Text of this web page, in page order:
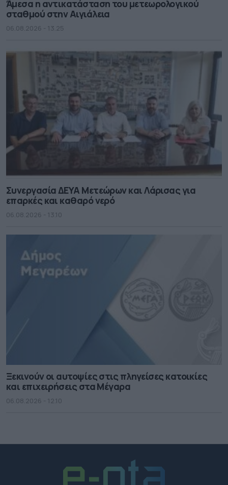
Άμεσα η αντικατάσταση του μετεωρολογικού
σταθμού στην Αιγιάλεια
06.08.2026 - 13.25
Συνεργασία ΔΕΥΑ Μετεώρων και Λάρισας για
επαρκές και καθαρό νερό
06.08.2026 - 13.10
Ξεκινούν οι αυτοψίες στις πληγείσες κατοικίες
και επιχειρήσεις στα Μέγαρα
06.08.2026 - 12.10